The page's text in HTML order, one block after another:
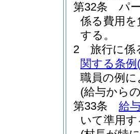
第32条
パ
係る費用
する。
2
旅行に係
関する条例
職員の例
(給与から
第33条
給
いて準用